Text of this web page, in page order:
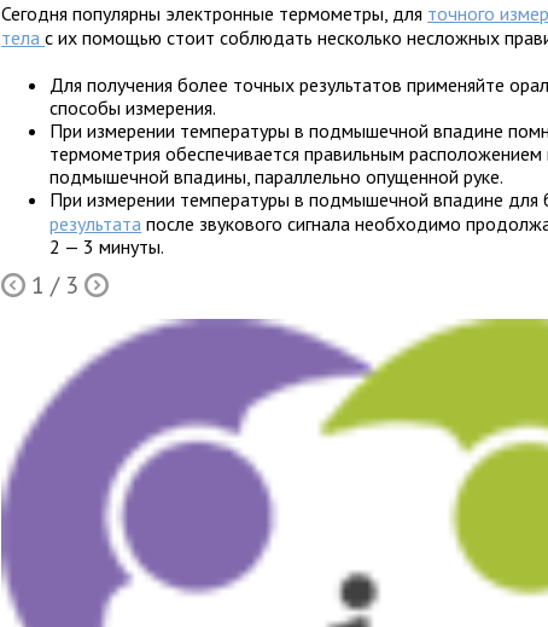
Сегодня популярны электронные термометры, для точного
телас их помощью стоит соблюдать несколько несложных
Для получения более точных результатов применяйте
способы измерения.
При измерении температуры в подмышечной впадине
термометрия обеспечивается правильным расположением
подмышечной впадины, параллельно опущенной руке.
При измерении температуры в подмышечной впадине для
результата после звукового сигнала необходимо
2 — 3 минуты.
Ò 1 / 3Õ